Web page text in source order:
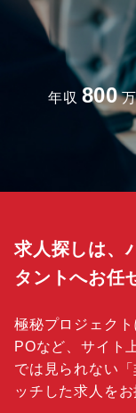
年収 800
求人探しは、
タントへお任
極秘プロジェク
POなど、サイト
では見られない「
ッチした求人をお